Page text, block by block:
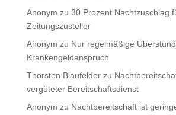
Anonym zu 30 Prozent Nachtzuschlag
Zeitungszusteller
Anonym zu Nur regelmäßige
Krankengeldanspruch
Thorsten Blaufelderzu
vergüteter Bereitschaftsdienst
Anonym zu Nachtbereitschaft ist